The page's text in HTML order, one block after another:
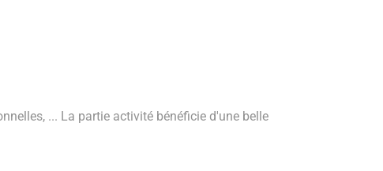
... La partie activité bénéficie d'une belle